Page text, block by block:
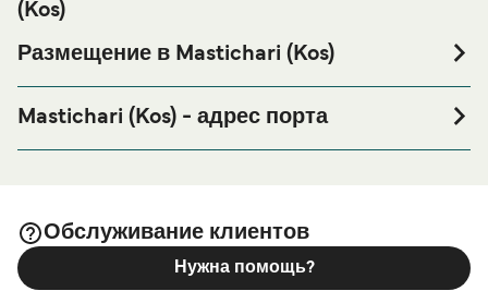
(Kos)
Размещение в Mastichari (Kos)
(Kos) или его окрестностях перед или после вашей
поездки, или если вы ищете вариант проживания на
цены.
Mastichari (Kos) - адрес порта
Обслуживание клиентов
Нужна помощь?